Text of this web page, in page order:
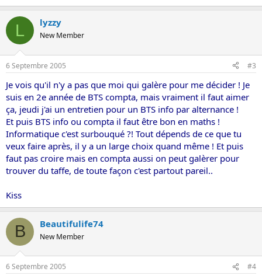
L lyzzy
New Member
6 Septembre 2005 #3
Je vois qu'il n'y a pas que moi qui galère pour me décider ! Je
suis en 2e année de BTS compta, mais vraiment il faut aimer
ça, jeudi j'ai un entretien pour un BTS info par alternance !
Et puis BTS info ou compta il faut être bon en maths !
Informatique c'est surbouqué ?! Tout dépends de ce que tu
veux faire après, il y a un large choix quand même ! Et puis
faut pas croire mais en compta aussi on peut galèrer pour
trouver du taffe, de toute façon c'est partout pareil..
Kiss
B Beautifulife74
New Member
6 Septembre 2005 #4